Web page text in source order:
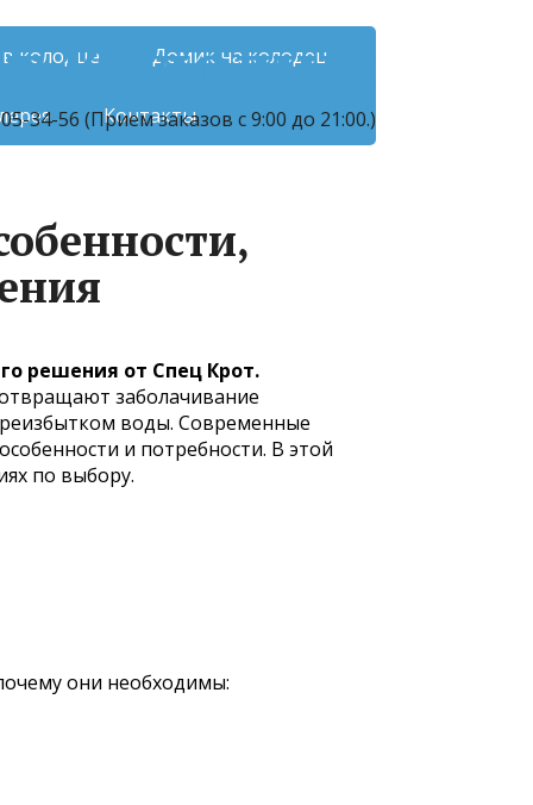
Колодцы
34-56 (Прием заказов с 9:00 до 21:00.)
колодце Домик на колодец
Контакты
решения от Спец Крот.
заболачивание
воды. Современные
и потребности. В этой
по выбору.
они необходимы: